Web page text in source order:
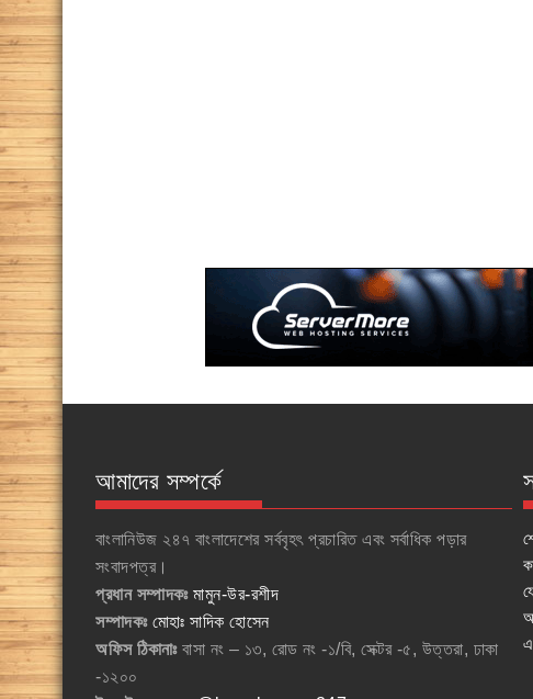
আমাদের সম্পর্কে
বাংলানিউজ ২৪৭ বাংলাদেশের সর্ববৃহৎ প্রচারিত এবং সর্বাধিক পড়ার
সংবাদপত্র।
প্রধান সম্পাদকঃ মামুন-উর-রশীদ
সম্পাদকঃ মোহাঃ সাদিক হোসেন
অফিস ঠিকানাঃবাসা নং – ১৩, রোড নং -১/বি, সেক্টর -৫, উত্তরা, ঢাকা
-১২০০